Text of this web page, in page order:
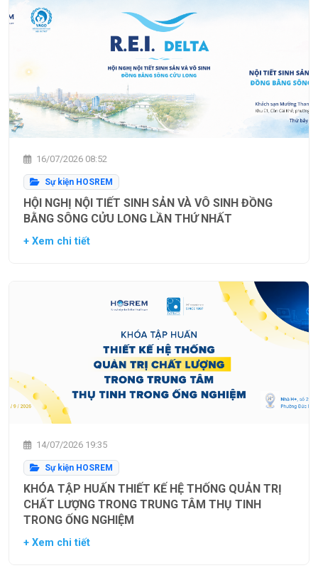
16/07/2026 08:52
Sự kiện HOSREM
HỘI NGHỊ NỘI TIẾT SINH SẢN VÀ VÔ SINH ĐỒNG
BẰNG SÔNG CỬU LONG LẦN THỨ NHẤT
+ Xem chi tiết
14/07/2026 19:35
Sự kiện HOSREM
KHÓA TẬP HUẤN THIẾT KẾ HỆ THỐNG QUẢN TRỊ
CHẤT LƯỢNG TRONG TRUNG TÂM THỤ TINH
TRONG ỐNG NGHIỆM
+ Xem chi tiết